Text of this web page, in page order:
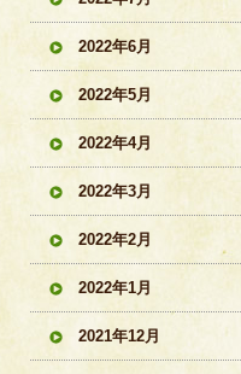
2022年6月
2022年5月
2022年4月
2022年3月
2022年2月
2022年1月
2021年12月